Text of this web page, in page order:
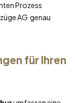
Prozess
AG genau
für Ihren